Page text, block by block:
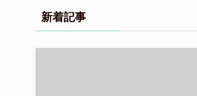
新着記事